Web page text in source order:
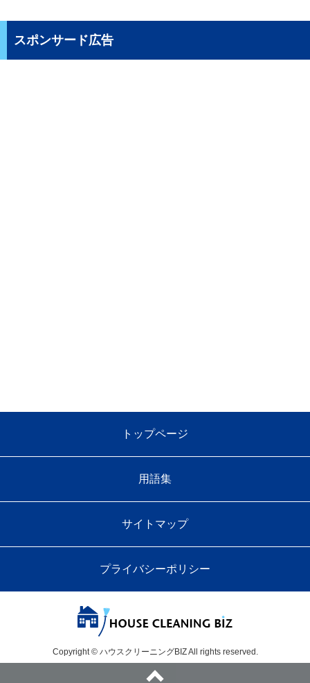
スポンサード広告
トップページ
用語集
サイトマップ
プライバシーポリシー
Copyright © ハウスクリーニングBIZ All rights reserved.